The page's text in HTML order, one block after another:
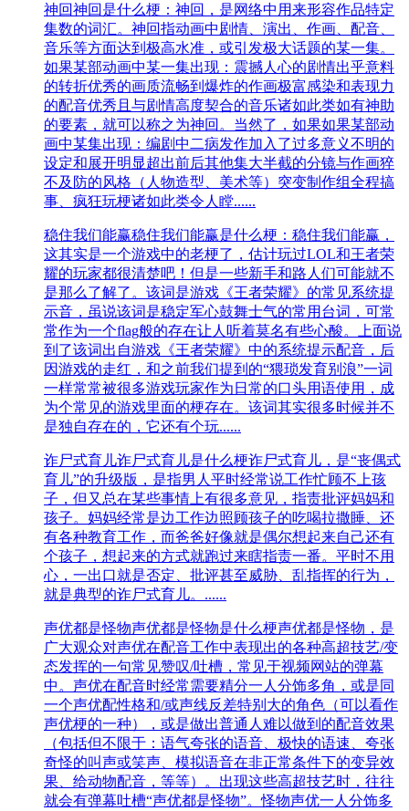
神回神回是什么梗：神回，是网络中用来形容作品特定
集数的词汇。神回指动画中剧情、演出、作画、配音、
音乐等方面达到极高水准，或引发极大话题的某一集。
如果某部动画中某一集出现：震撼人心的剧情出乎意料
的转折优秀的画质流畅到爆炸的作画极富感染和表现力
的配音优秀且与剧情高度契合的音乐诸如此类如有神助
的要素，就可以称之为神回。当然了，如果如果某部动
画中某集出现：编剧中二病发作加入了过多意义不明的
设定和展开明显超出前后其他集大半截的分镜与作画猝
不及防的风格（人物造型、美术等）突变制作组全程搞
事、疯狂玩梗诸如此类令人瞠......
稳住我们能赢稳住我们能赢是什么梗：稳住我们能赢，
这其实是一个游戏中的老梗了，估计玩过LOL和王者荣
耀的玩家都很清楚吧！但是一些新手和路人们可能就不
是那么了解了。该词是游戏《王者荣耀》的常见系统提
示音，虽说该词是稳定军心鼓舞士气的常用台词，可常
常作为一个flag般的存在让人听着莫名有些心酸。上面说
到了该词出自游戏《王者荣耀》中的系统提示配音，后
因游戏的走红，和之前我们提到的“猥琐发育别浪”一词
一样常常被很多游戏玩家作为日常的口头用语使用，成
为个常见的游戏里面的梗存在。该词其实很多时候并不
是独自存在的，它还有个玩......
诈尸式育儿诈尸式育儿是什么梗诈尸式育儿，是“‌‌‌‌‌‌‌‌‌丧偶式
育儿”的升级版，是指男人平时经常说工作忙顾不上孩
子，但又总在某些事情上有很多意见，指责批评妈妈和
孩子。妈妈经常是边工作边照顾孩子的吃喝拉撒睡、还
有各种教育工作，而爸爸好像就是偶尔想起来自己还有
个孩子，想起来的方式就跑过来瞎指责一番。平时不用
心，一出口就是否定、批评甚至威胁、乱指挥的行为，
就是典型的诈尸式育儿。......
声优都是怪物声优都是怪物是什么梗声优都是怪物，是
广大观众对声优在配音工作中表现出的各种高超技艺/变
态发挥的一句常见赞叹/吐槽，常见于视频网站的弹幕
中。声优在配音时经常需要精分一人分饰多角，或是同
一个声优配性格和/或声线反差特别大的角色（可以看作
声优梗的一种），或是做出普通人难以做到的配音效果
（包括但不限于：语气夸张的语音、极快的语速、夸张
奇怪的叫声或笑声、模拟语音在非正常条件下的变异效
果、给动物配音，等等）。出现这些高超技艺时，往往
就会有弹幕吐槽“声优都是怪物”。怪物声优一人分饰多